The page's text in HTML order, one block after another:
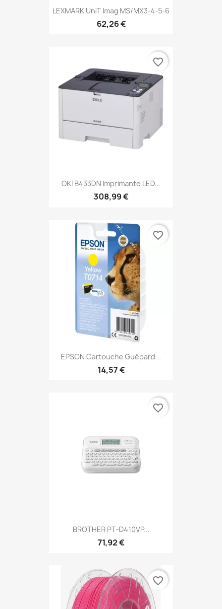
LEXMARK UniT Imag MS/MX3-4-5-6
62,26 €
OKI B433DN Imprimante LED...
308,99 €
favorite_border
EPSON Cartouche Guépard...
14,57 €
favorite_border
BROTHER PT-D410VP...
71,92 €
favorite_border
favorite_border